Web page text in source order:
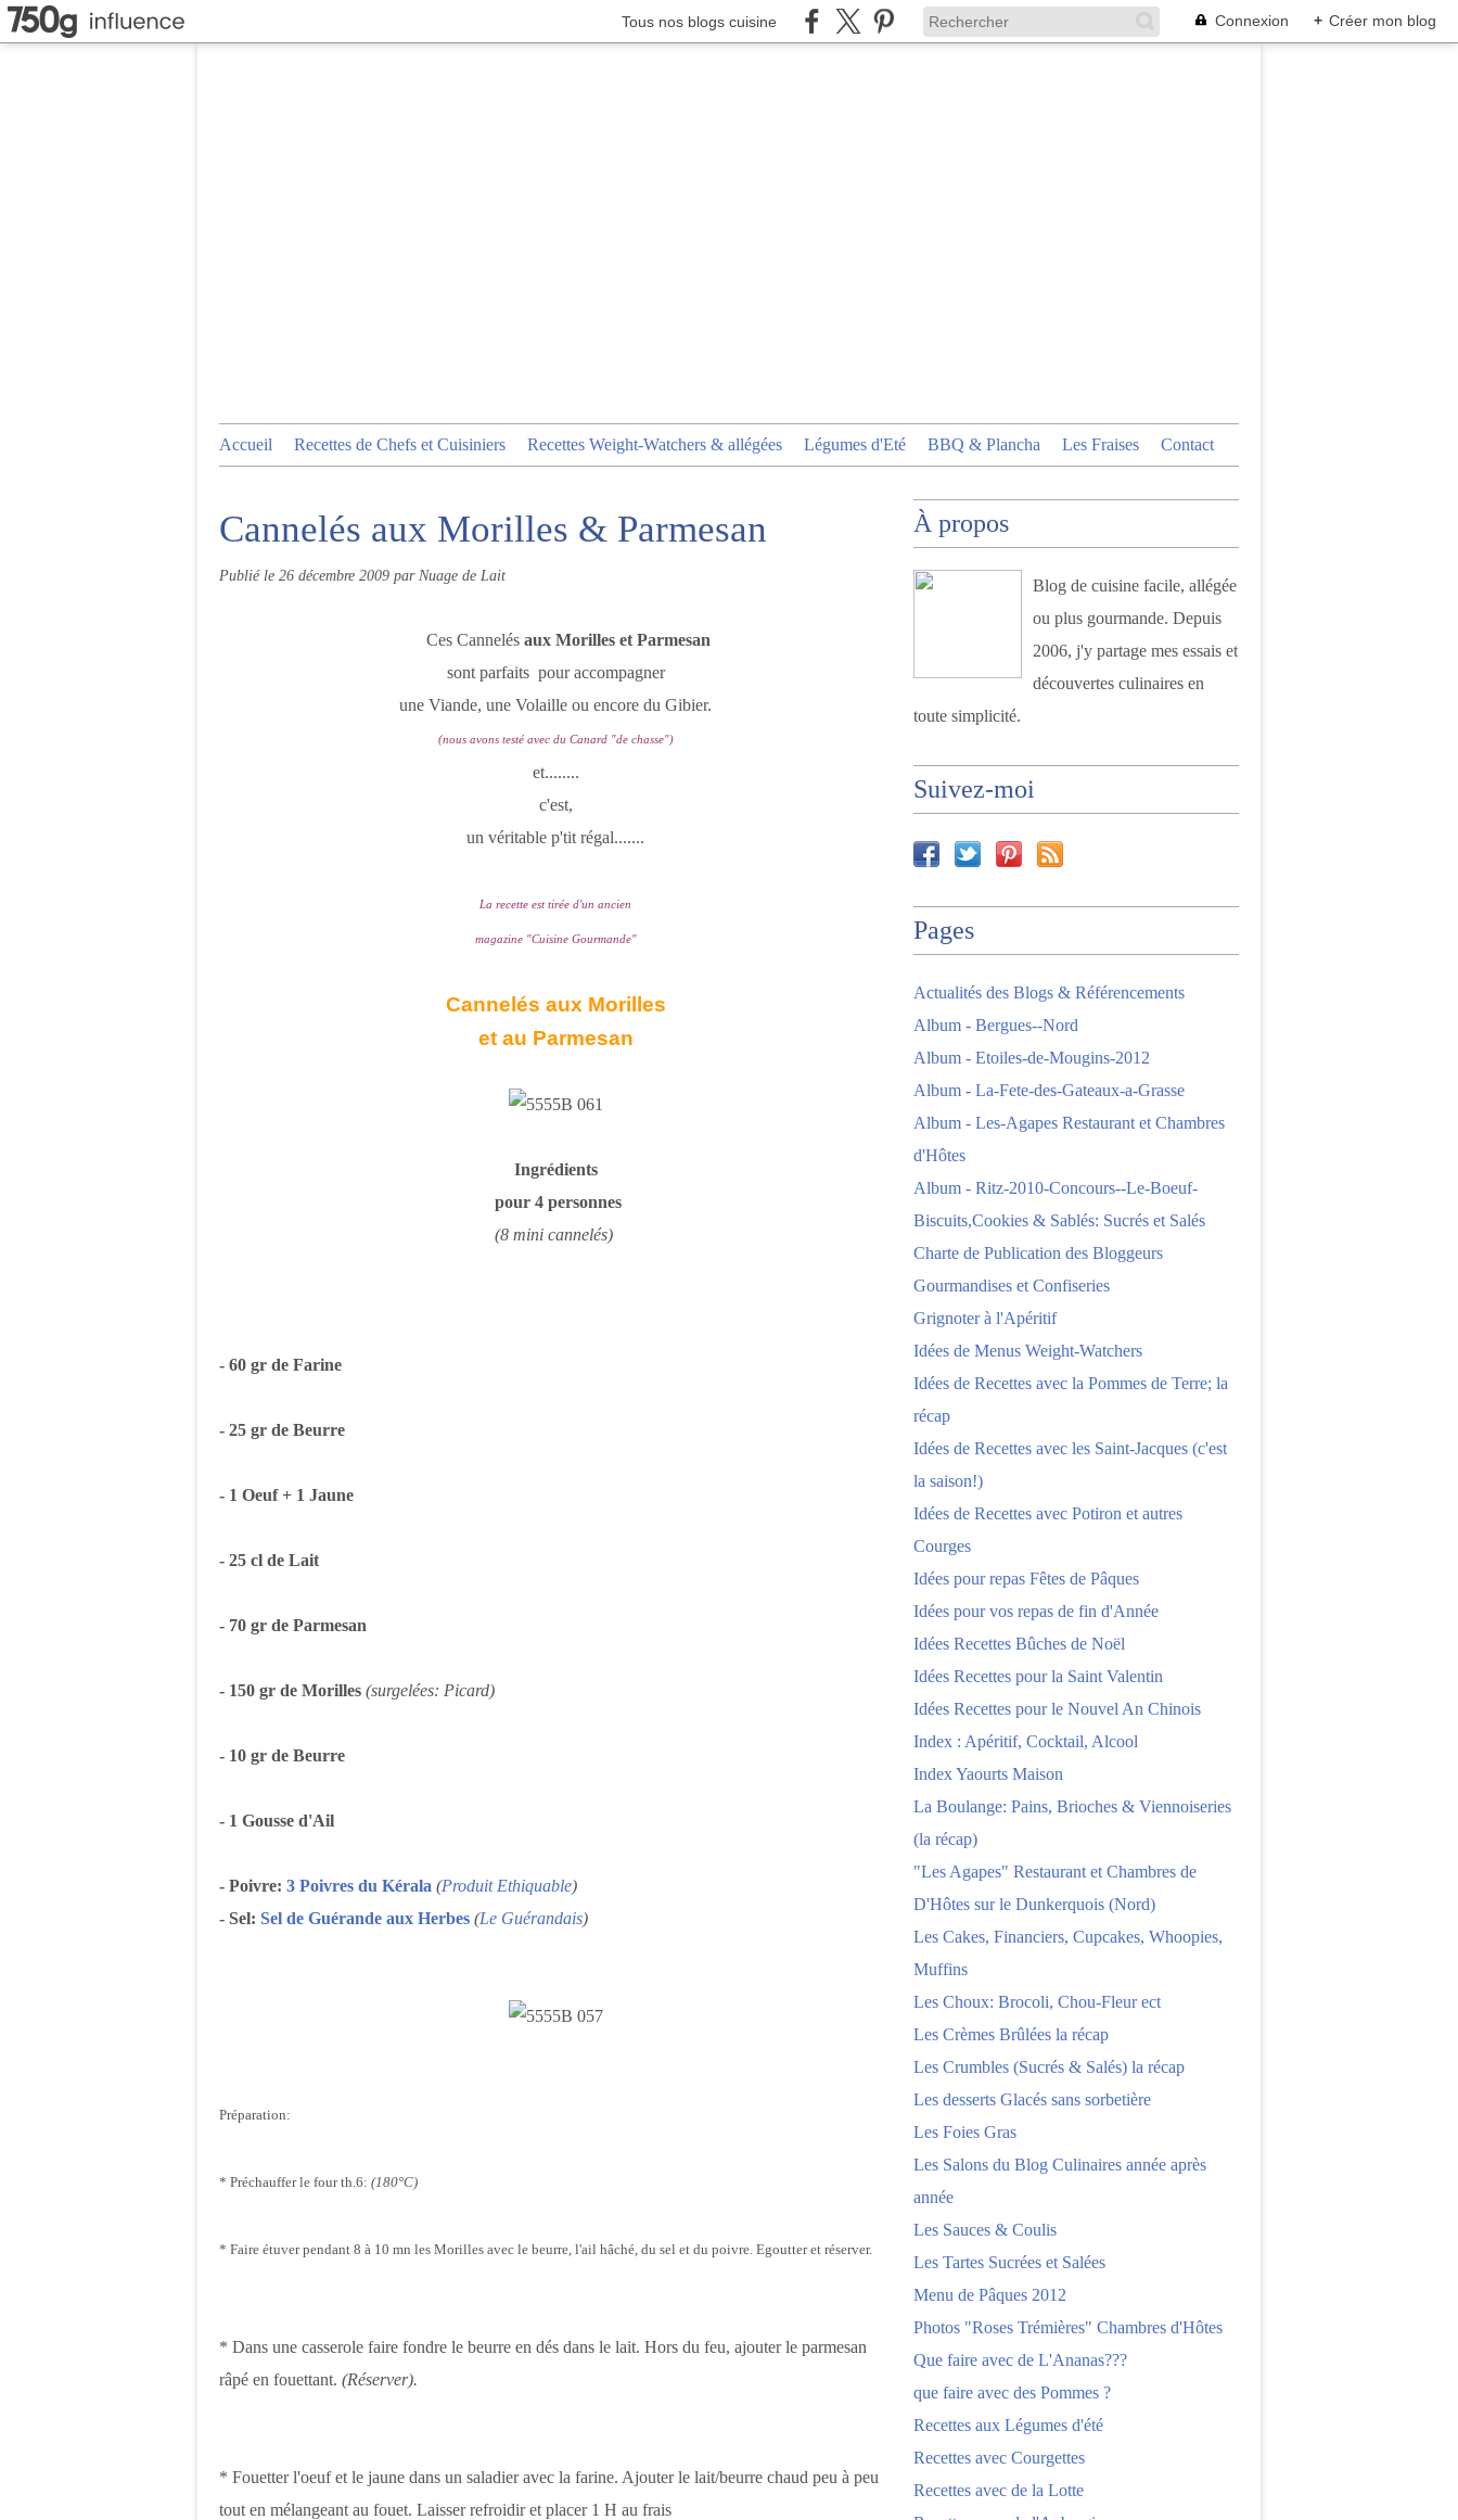
Tous nos blogs cuisine Connexion + Créer mon blog
Accueil Recettes de Chefs et Cuisiniers Recettes Weight-Watchers & allégées Légumes d'Eté BBQ & Plancha Les Fraises Contact
Cannelés aux Morilles & Parmesan
Publié le 26 décembre 2009 par Nuage de Lait
Ces Cannelés aux Morilles et Parmesan
sont parfaits pour accompagner
une Viande, une Volaille ou encore du Gibier.
(nous avons testé avec du Canard "de chasse")
et........
c'est,
un véritable p'tit régal.......
La recette est tirée d'un ancien
magazine "Cuisine Gourmande"
Cannelés aux Morilles
et au Parmesan
Ingrédients
pour 4 personnes
(8 mini cannelés)
- 60 gr de Farine
- 25 gr de Beurre
- 1 Oeuf + 1 Jaune
- 25 cl de Lait
- 70 gr de Parmesan
- 150 gr de Morilles (surgelées: Picard)
- 10 gr de Beurre
- 1 Gousse d'Ail
- Poivre: 3 Poivres du Kérala (Produit Ethiquable)
- Sel: Sel de Guérande aux Herbes (Le Guérandais)
Préparation:
* Préchauffer le four th.6: (180°C)
* Faire étuver pendant 8 à 10 mn les Morilles avec le beurre, l'ail hâché, du sel et du poivre. Egoutter et réserver.
* Dans une casserole faire fondre le beurre en dés dans le lait. Hors du feu, ajouter le parmesan
râpé en fouettant. (Réserver).
* Fouetter l'oeuf et le jaune dans un saladier avec la farine. Ajouter le lait/beurre chaud peu à peu
tout en mélangeant au fouet. Laisser refroidir et placer 1 H au frais
À propos
Blog de cuisine facile, allégée
ou plus gourmande. Depuis
2006, j'y partage mes essais et
découvertes culinaires en
toute simplicité.
Suivez-moi
Pages
Actualités des Blogs & Référencements
Album - Bergues--Nord
Album - Etoiles-de-Mougins-2012
Album - La-Fete-des-Gateaux-a-Grasse
Album - Les-Agapes Restaurant et Chambres
d'Hôtes
Album - Ritz-2010-Concours--Le-Boeuf-
Biscuits,Cookies & Sablés: Sucrés et Salés
Charte de Publication des Bloggeurs
Gourmandises et Confiseries
Grignoter à l'Apéritif
Idées de Menus Weight-Watchers
Idées de Recettes avec la Pommes de Terre; la
récap
Idées de Recettes avec les Saint-Jacques (c'est
la saison!)
Idées de Recettes avec Potiron et autres
Courges
Idées pour repas Fêtes de Pâques
Idées pour vos repas de fin d'Année
Idées Recettes Bûches de Noël
Idées Recettes pour la Saint Valentin
Idées Recettes pour le Nouvel An Chinois
Index : Apéritif, Cocktail, Alcool
Index Yaourts Maison
La Boulange: Pains, Brioches & Viennoiseries
(la récap)
"Les Agapes" Restaurant et Chambres de
D'Hôtes sur le Dunkerquois (Nord)
Les Cakes, Financiers, Cupcakes, Whoopies,
Muffins
Les Choux: Brocoli, Chou-Fleur ect
Les Crèmes Brûlées la récap
Les Crumbles (Sucrés & Salés) la récap
Les desserts Glacés sans sorbetière
Les Foies Gras
Les Salons du Blog Culinaires année après
année
Les Sauces & Coulis
Les Tartes Sucrées et Salées
Menu de Pâques 2012
Photos "Roses Trémières" Chambres d'Hôtes
Que faire avec de L'Ananas???
que faire avec des Pommes ?
Recettes aux Légumes d'été
Recettes avec Courgettes
Recettes avec de la Lotte